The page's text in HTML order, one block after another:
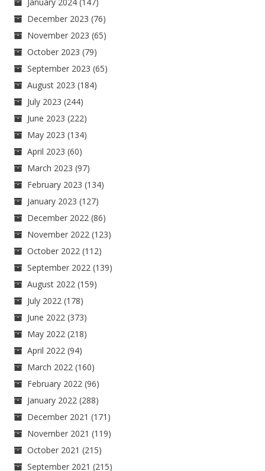
December 2023 (76)
November 2023 (65)
October 2023 (79)
September 2023 (65)
August 2023 (184)
July 2023 (244)
June 2023 (222)
May 2023 (134)
April 2023 (60)
March 2023 (97)
February 2023 (134)
January 2023 (127)
December 2022 (86)
November 2022 (123)
October 2022 (112)
September 2022 (139)
August 2022 (159)
July 2022 (178)
June 2022 (373)
May 2022 (218)
April 2022 (94)
March 2022 (160)
February 2022 (96)
January 2022 (288)
December 2021 (171)
November 2021 (119)
October 2021 (215)
September 2021 (215)